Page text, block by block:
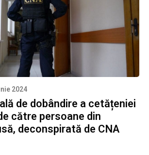
2024
de dobândire a cetățeniei
către persoane din
deconspirată de CNA